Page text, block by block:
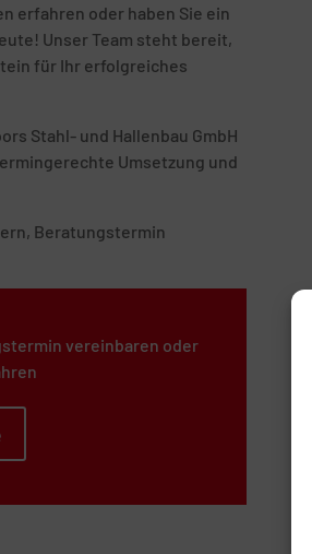
erfahren oder haben Sie ein
Unser Team steht bereit,
für Ihr erfolgreiches
Stahl- und Hallenbau GmbH
Umsetzung und
Beratungstermin
vereinbaren oder